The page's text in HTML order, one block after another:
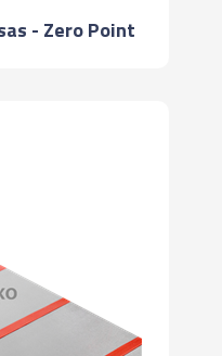
- Zero Point